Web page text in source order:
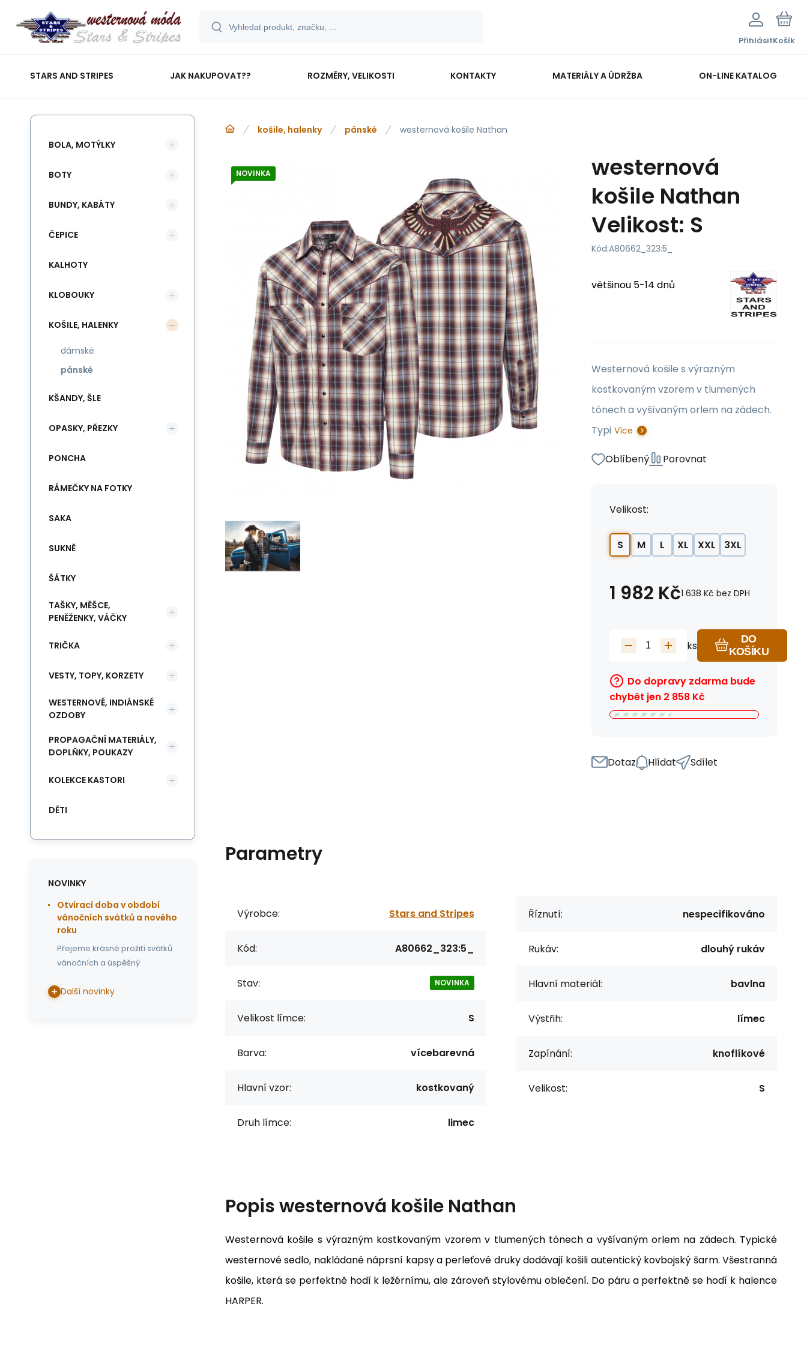
PřihlásitKošík
STARS AND STRIPES JAK NAKUPOVAT?? ROZMĚRY, VELIKOSTI KONTAKTY MATERIÁLY A ÚDRŽBA ON-LINE KATALOG
košile, halenky pánské westernová košile Nathan
NOVINKA
westernová
košile Nathan
Velikost: S
Kód:A80662_323:5_
většinou 5-14 dnů
Westernová košile s výrazným
kostkovaným vzorem v tlumených
tónech a vyšívaným orlem na zádech.
Typi Více
Oblíbený Porovnat
Velikost:
S M L XL XXL 3XL
1 982 Kč1 638 Kč bez DPH
ks
DO
KOŠÍKU
Do dopravy zdarma bude
chybět jen 2 858 Kč
Dotaz Hlídat Sdílet
Parametry
Výrobce: Stars and Stripes
Kód: A80662_323:5_
Stav: NOVINKA
Velikost límce: S
Barva: vícebarevná
Hlavní vzor: kostkovaný
Druh límce: limec
Říznutí: nespecifikováno
Rukáv: dlouhý rukáv
Hlavní materiál: bavlna
Výstřih: límec
Zapínání: knoflíkové
Velikost: S
Popiswesternová košile Nathan
Westernová košile s výrazným kostkovaným vzorem v tlumených tónech a vyšívaným orlem na zádech. Typické
westernové sedlo, nakládané náprsní kapsy a perleťové druky dodávají košili autentický kovbojský šarm. Všestranná
košile, která se perfektně hodí k ležérnímu, ale zároveň stylovému oblečení. Do páru a perfektně se hodí k halence
HARPER.
BOLA, MOTÝLKY
BOTY
BUNDY, KABÁTY
ČEPICE
KALHOTY
KLOBOUKY
KOŠILE, HALENKY
dámské
pánské
KŠANDY, ŠLE
OPASKY, PŘEZKY
PONCHA
RÁMEČKY NA FOTKY
SAKA
SUKNĚ
ŠÁTKY
TAŠKY, MĚŠCE,
PENĚŽENKY, VÁČKY
TRIČKA
VESTY, TOPY, KORZETY
WESTERNOVÉ, INDIÁNSKÉ
OZDOBY
PROPAGAČNÍ MATERIÁLY,
DOPLŇKY, POUKAZY
KOLEKCE KASTORI
DĚTI
NOVINKY
Otvírací doba v období
vánočních svátků a nového
roku
Přejeme krásné prožití svátků
vánočních a úspěšný
Další novinky